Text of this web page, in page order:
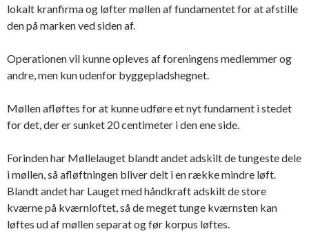
lokalt kranfirma og løfter møllen af fundamentet for at afstille
den på marken ved siden af.
Operationen vil kunne opleves af foreningens medlemmer og
andre, men kun udenfor byggepladshegnet.
Møllen afløftes for at kunne udføre et nyt fundament i stedet
for det, der er sunket 20 centimeter i den ene side.
Forinden har Møllelauget blandt andet adskilt de tungeste dele
i møllen, så afløftningen bliver delt i en række mindre løft.
Blandt andet har Lauget med håndkraft adskilt de store
kværne på kværnloftet, så de meget tunge kværnsten kan
løftes ud af møllen separat og før korpus løftes.